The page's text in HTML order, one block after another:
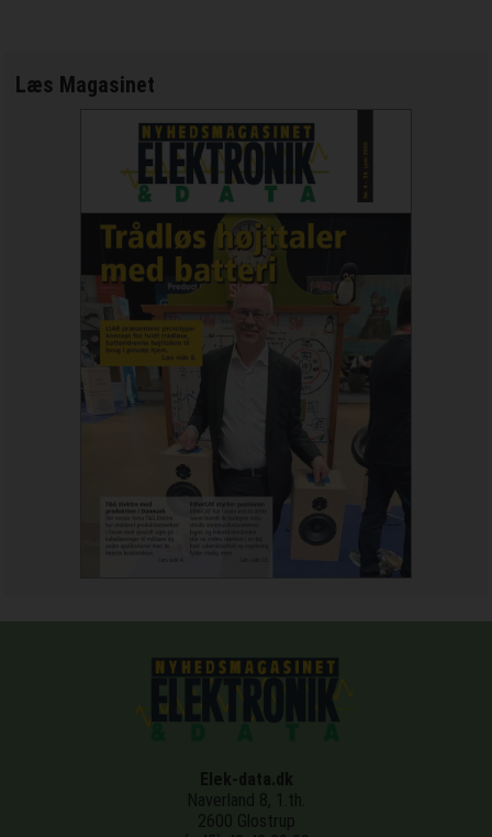
Læs Magasinet
Elek-data.dk
Naverland 8, 1.th.
2600 Glostrup